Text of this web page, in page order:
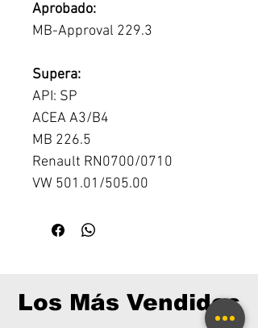
Aprobado:
MB-Approval 229.3
Supera:
API: SP
ACEA A3/B4
MB 226.5
Renault RN0700/0710
VW 501.01/505.00
Los Más Vendidos